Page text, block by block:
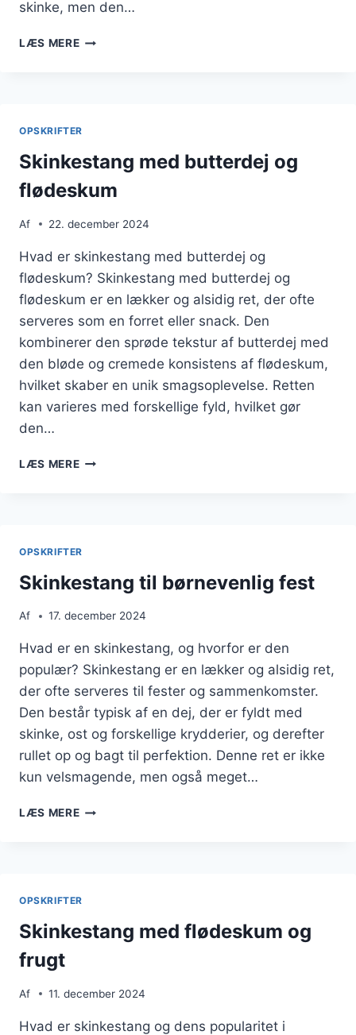
skinke, men den…
LÆS MERESKINKESTANG
OPSKRIFTER
Skinkestang med butterdej og
flødeskum
Af 22. december 2024
Hvad er skinkestang med butterdej og
flødeskum? Skinkestang med butterdej og
flødeskum er en lækker og alsidig ret, der ofte
serveres som en forret eller snack. Den
kombinerer den sprøde tekstur af butterdej med
den bløde og cremede konsistens af flødeskum,
hvilket skaber en unik smagsoplevelse. Retten
kan varieres med forskellige fyld, hvilket gør
den…
LÆS MERESKINKESTANG
OPSKRIFTER
Skinkestang til børnevenlig fest
Af 17. december 2024
Hvad er en skinkestang, og hvorfor er den
populær? Skinkestang er en lækker og alsidig ret,
der ofte serveres til fester og sammenkomster.
Den består typisk af en dej, der er fyldt med
skinke, ost og forskellige krydderier, og derefter
rullet op og bagt til perfektion. Denne ret er ikke
kun velsmagende, men også meget…
LÆS MERESKINKESTANG
OPSKRIFTER
Skinkestang med flødeskum og
frugt
Af 11. december 2024
Hvad er skinkestang og dens popularitet i